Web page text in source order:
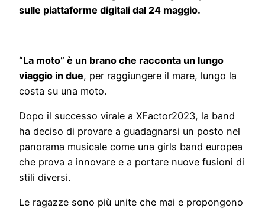
sulle piattaforme digitali dal 24 maggio.
“La moto” è un brano che racconta un lungo
viaggio in due, per raggiungere il mare, lungo la
costa su una moto.
Dopo il successo virale a XFactor2023, la band
ha deciso di provare a guadagnarsi un posto nel
panorama musicale come una girls band europea
che prova a innovare e a portare nuove fusioni di
stili diversi.
Le ragazze sono più unite che mai e propongono